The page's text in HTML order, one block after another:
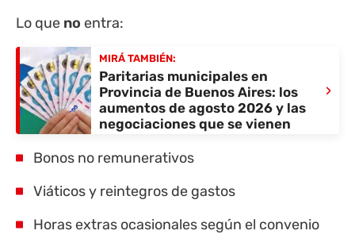
Lo que no entra:
MIRÁ TAMBIÉN:
Paritarias municipales en
Provincia de Buenos Aires: los
aumentos de agosto 2026 y las
negociaciones que se vienen
›
Bonos no remunerativos
Viáticos y reintegros de gastos
Horas extras ocasionales según el convenio